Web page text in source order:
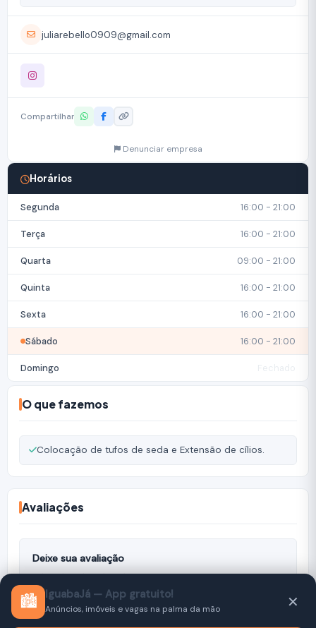
O que fazemos
Colocação de tufos de seda e Extensão de cílios.
Avaliações
Deixe sua avaliação
Nenhuma avaliação ainda. Seja o primeiro a avaliar!
juliarebello0909@gmail.com
Compartilhar
Denunciar empresa
Horários
Segunda 16:00 - 21:00
Terça 16:00 - 21:00
Quarta 09:00 - 21:00
Quinta 16:00 - 21:00
Sexta 16:00 - 21:00
Sábado 16:00 - 21:00
Domingo
🏙️ IguabaJá — App gratuito!
Anúncios, imóveis e vagas na palma da mão ✕